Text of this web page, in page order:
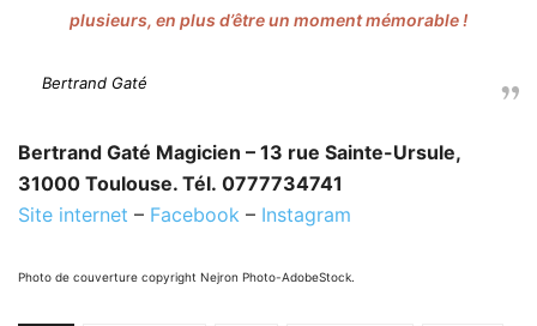
plusieurs, en plus d’être un moment mémorable !
Bertrand Gaté
Bertrand Gaté Magicien – 13 rue Sainte-Ursule,
31000 Toulouse. Tél. 0777734741
Site internet – Facebook – Instagram
Photo de couverture copyright Nejron Photo-AdobeStock.